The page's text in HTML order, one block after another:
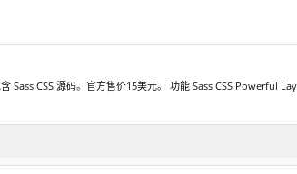
Sass CSS 源码。官方售价15美元。 功能 Sass CSS Powerful